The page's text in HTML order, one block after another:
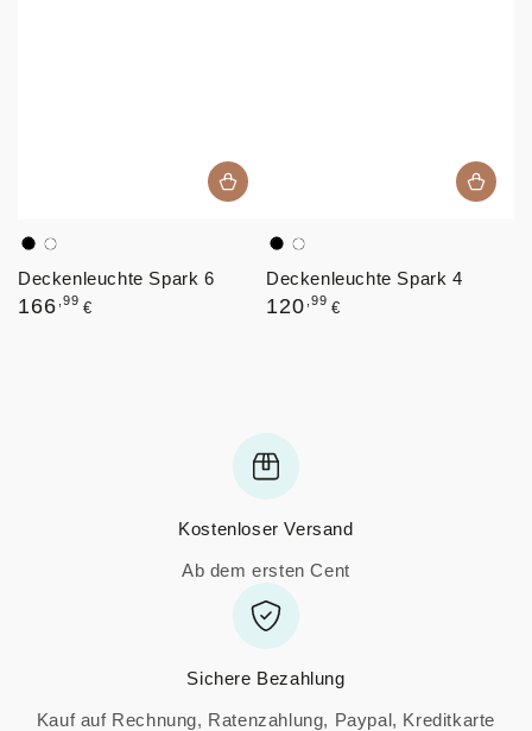
Schwarz
Weiß
Deckenleuchte Spark 6
Regulärer
166 ,99 €
Schwarz
Weiß
Deckenleuchte Spark 4
Regulärer
120 ,99 €
Kostenloser Versand
Ab dem ersten Cent
Sichere Bezahlung
Kauf auf Rechnung, Ratenzahlung, Paypal, Kreditkarte